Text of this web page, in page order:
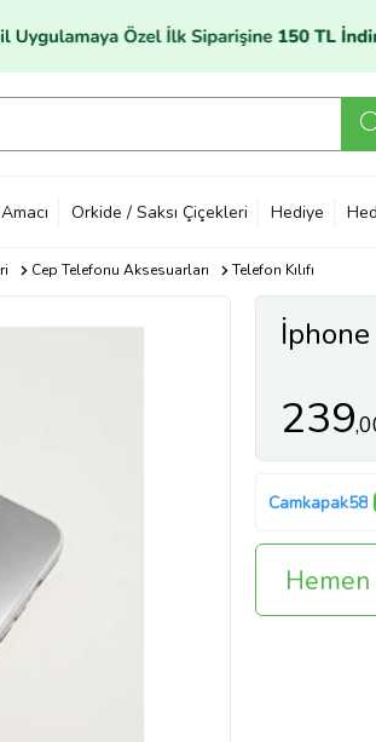
Orkide / Saksı Çiçekleri Hediye
Cep Telefonu Aksesuarları Telefon Kılıfı
239
Camkapak58